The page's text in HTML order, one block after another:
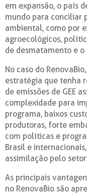
em expansão, o país
mundo para conciliar
ambiental, como por
agroecológicos,
de desmatamento e
No caso do
estratégia que tenha
de emissões de GEE
complexidade para
programa, baixos
produtoras, forte
com políticas e
Brasil e
assimilação pelo
As principais
no RenovaBio são